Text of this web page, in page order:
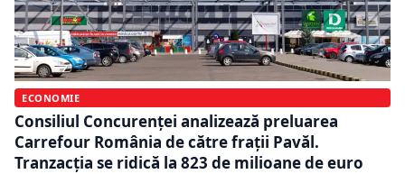
ECONOMIE
Consiliul Concurenței analizează preluarea
Carrefour România de către frații Pavăl.
Tranzacția se ridică la 823 de milioane de euro